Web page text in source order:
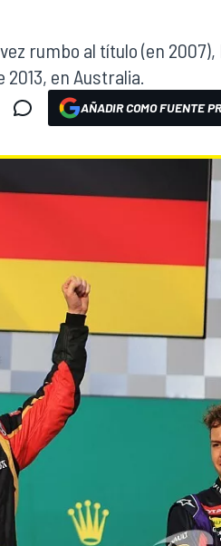
rumbo al título (en 2007),
en Australia.
AÑADIR COMO FUENTE